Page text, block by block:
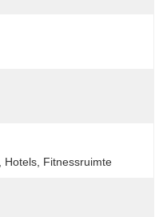
Hotels, Fitnessruimte